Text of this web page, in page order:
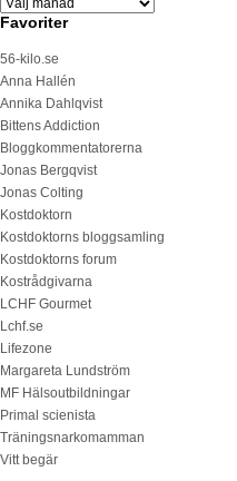
Favoriter
56-kilo.se
Anna Hallén
Annika Dahlqvist
Bittens Addiction
Bloggkommentatorerna
Jonas Bergqvist
Jonas Colting
Kostdoktorn
Kostdoktorns bloggsamling
Kostdoktorns forum
Kostrådgivarna
LCHF Gourmet
Lchf.se
Lifezone
Margareta Lundström
MF Hälsoutbildningar
Primal scienista
Träningsnarkomamman
Vitt begär